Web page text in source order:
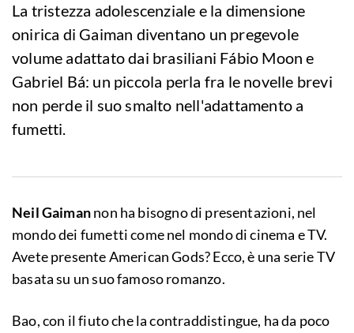
La tristezza adolescenziale e la dimensione
onirica di Gaiman diventano un pregevole
volume adattato dai brasiliani Fábio Moon e
Gabriel Bá: un piccola perla fra le novelle brevi
non perde il suo smalto nell'adattamento a
fumetti.
Neil Gaimannon ha bisogno di presentazioni, nel
mondo dei fumetti come nel mondo di cinema e TV.
Avete presente American Gods? Ecco, è una serie TV
basata su un suo famoso romanzo.
Bao, con il fiuto che la contraddistingue, ha da poco